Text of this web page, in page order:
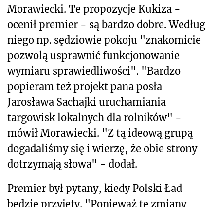
Morawiecki. Te propozycje Kukiza -
ocenił premier - są bardzo dobre. Według
niego np. sędziowie pokoju "znakomicie
pozwolą usprawnić funkcjonowanie
wymiaru sprawiedliwości". "Bardzo
popieram też projekt pana posła
Jarosława Sachajki uruchamiania
targowisk lokalnych dla rolników" -
mówił Morawiecki. "Z tą ideową grupą
dogadaliśmy się i wierzę, że obie strony
dotrzymają słowa" - dodał.
Premier był pytany, kiedy Polski Ład
będzie przyjęty. "Ponieważ te zmiany